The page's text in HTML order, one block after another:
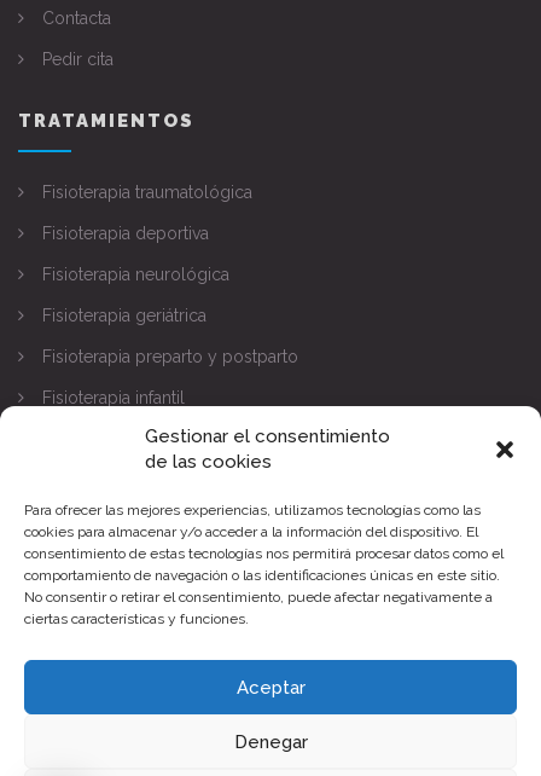
Gestionar el consentimiento
de las cookies
Para ofrecer las mejores experiencias, utilizamos tecnologías como las
cookies para almacenar y/o acceder a la información del dispositivo. El
consentimiento de estas tecnologías nos permitirá procesar datos como el
comportamiento de navegación o las identificaciones únicas en este sitio.
No consentir o retirar el consentimiento, puede afectar negativamente a
ciertas características y funciones.
Aceptar
Denegar
Contacta
Pedir cita
TRATAMIENTOS
Fisioterapia traumatológica
Fisioterapia deportiva
Fisioterapia neurológica
Fisioterapia geriátrica
Fisioterapia preparto y postparto
Fisioterapia infantil
C/ SANTO DOMINGO DE SILOS Nº9,
Parque Norte - Pinto (Madrid)
91 284 78 90
Lunes - Viernes: 10:00 - 21:00h, Sábados: (Cita previa)